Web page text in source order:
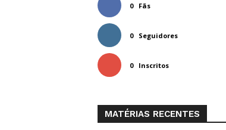
0 Fãs
0 Seguidores
0 Inscritos
MATÉRIAS RECENTES